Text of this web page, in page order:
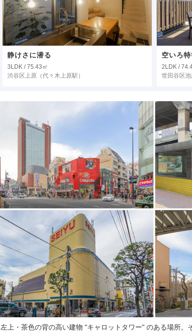
静けさに潜る
3LDK / 75.43㎡
渋谷区上原 （代々木上原駅）
空いろ
2LDK /
世田谷区
左上・茶色の背の高い建物 "キャロットタワー" のある場所。